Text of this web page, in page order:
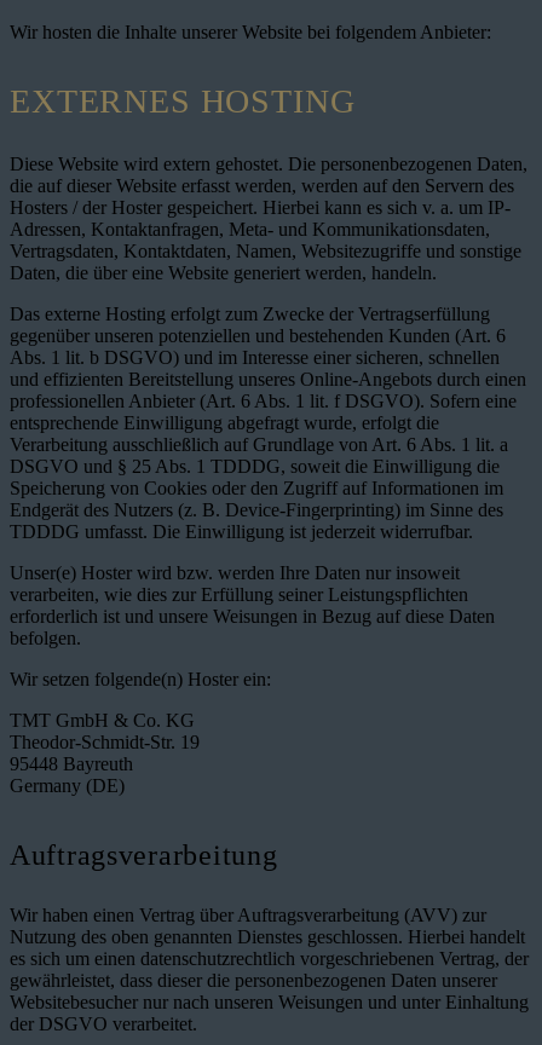
Wir hosten die Inhalte unserer Website bei folgendem Anbieter:
EXTERNES HOSTING
Diese Website wird extern gehostet. Die personenbezogenen Daten,
die auf dieser Website erfasst werden, werden auf den Servern des
Hosters / der Hoster gespeichert. Hierbei kann es sich v. a. um IP-
Adressen, Kontaktanfragen, Meta- und Kommunikationsdaten,
Vertragsdaten, Kontaktdaten, Namen, Websitezugriffe und sonstige
Daten, die über eine Website generiert werden, handeln.
Das externe Hosting erfolgt zum Zwecke der Vertragserfüllung
gegenüber unseren potenziellen und bestehenden Kunden (Art. 6
Abs. 1 lit. b DSGVO) und im Interesse einer sicheren, schnellen
und effizienten Bereitstellung unseres Online-Angebots durch einen
professionellen Anbieter (Art. 6 Abs. 1 lit. f DSGVO). Sofern eine
entsprechende Einwilligung abgefragt wurde, erfolgt die
Verarbeitung ausschließlich auf Grundlage von Art. 6 Abs. 1 lit. a
DSGVO und § 25 Abs. 1 TDDDG, soweit die Einwilligung die
Speicherung von Cookies oder den Zugriff auf Informationen im
Endgerät des Nutzers (z. B. Device-Fingerprinting) im Sinne des
TDDDG umfasst. Die Einwilligung ist jederzeit widerrufbar.
Unser(e) Hoster wird bzw. werden Ihre Daten nur insoweit
verarbeiten, wie dies zur Erfüllung seiner Leistungspflichten
erforderlich ist und unsere Weisungen in Bezug auf diese Daten
befolgen.
Wir setzen folgende(n) Hoster ein:
TMT GmbH & Co. KG
Theodor-Schmidt-Str. 19
95448 Bayreuth
Germany (DE)
Auftragsverarbeitung
Wir haben einen Vertrag über Auftragsverarbeitung (AVV) zur
Nutzung des oben genannten Dienstes geschlossen. Hierbei handelt
es sich um einen datenschutzrechtlich vorgeschriebenen Vertrag, der
gewährleistet, dass dieser die personenbezogenen Daten unserer
Websitebesucher nur nach unseren Weisungen und unter Einhaltung
der DSGVO verarbeitet.